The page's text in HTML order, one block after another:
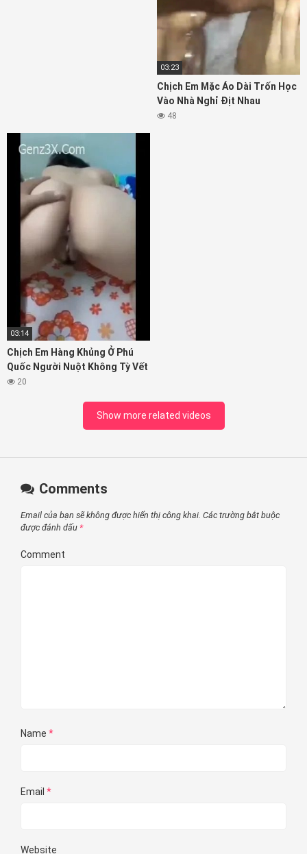
03:23
Chịch Em Mặc Áo Dài Trốn Học
Vào Nhà Nghỉ Địt Nhau
48
03:14
Chịch Em Hàng Khủng Ở Phú
Quốc Người Nuột Không Tỳ Vết
20
Show more related videos
Comments
Email của bạn sẽ không được hiển thị công khai. Các trường bắt buộc
được đánh dấu *
Comment
Name *
Email *
Website